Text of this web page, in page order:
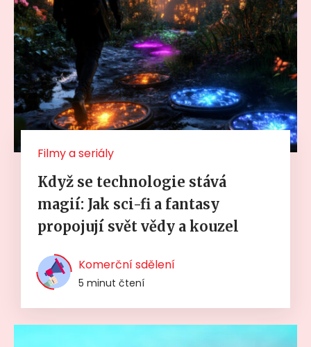
Filmy a seriály
Když se technologie stává
magií: Jak sci-fi a fantasy
propojují svět vědy a kouzel
Komerční sdělení
5 minut čtení